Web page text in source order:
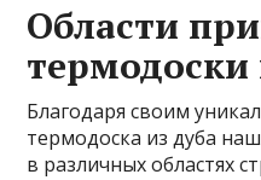
Области
термодоски
Благодаря своим
термодоска из дуба
в различных областях